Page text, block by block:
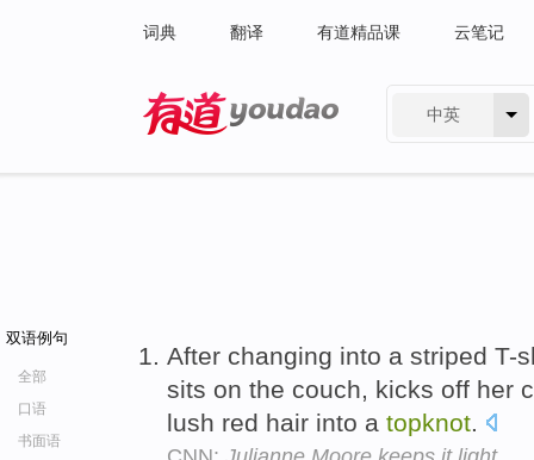
词典 翻译 有道精品课 云笔记
中英
双语例句
全部
口语
书面语
After changing into a striped T-
sits on the couch, kicks off her
lush red hair into a topknot.